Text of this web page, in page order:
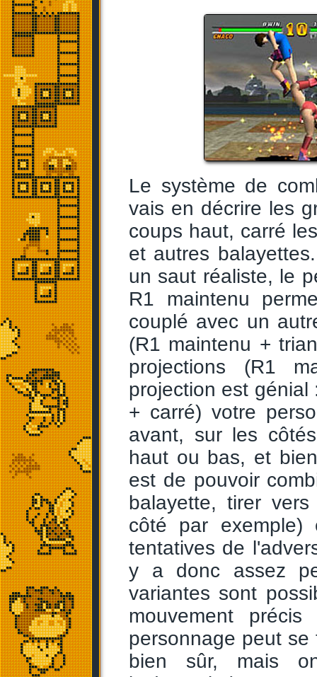
Le système de
vais en décrire les
coups haut, carré
et autres
un saut réaliste, le
R1 maintenu
couplé avec un
(R1 maintenu +
projections (R1
projection est génial
+ carré) votre
avant, sur les
haut ou bas, et
est de pouvoir
balayette, tirer
côté par
tentatives de
y a donc assez
variantes sont
mouvement
personnage peut
bien sûr, mais